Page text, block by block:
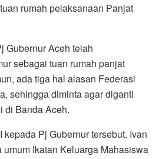
rumah pelaksanaan Panjat
Gubernur Aceh telah
sebagai tuan rumah panjat
ada tiga hal alasan Federasi
sehingga diminta agar diganti
di Banda Aceh.
Pj Gubernur tersebut. Ivan
Ikatan Keluarga Mahasiswa